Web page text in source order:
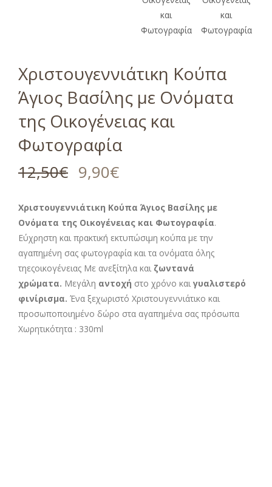
Χριστουγεννιάτικη Κούπα
Άγιος Βασίλης με Ονόματα
της Οικογένειας και
Φωτογραφία
12,50€ 9,90€
Χριστουγεννιάτικη Κούπα Άγιος Βασίλης με
Ονόματα της Οικογένειας και Φωτογραφία.
Εύχρηστη και πρακτική εκτυπώσιμη κούπα με την
αγαπημένη σας φωτογραφία και τα ονόματα όλης
τηεςοικογένειας Με ανεξίτηλα και ζωντανά
χρώματα. Μεγάλη αντοχή στο χρόνο και γυαλιστερό
φινίρισμα. Ένα ξεχωριστό Χριστουγεννιάτικο και
προσωποποιημένο δώρο στα αγαπημένα σας πρόσωπα
Χωρητικότητα : 330ml